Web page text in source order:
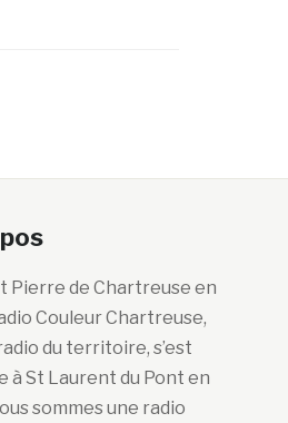
Pierre de Chartreuse en
Couleur Chartreuse,
du territoire, s’est
à St Laurent du Pont en
sommes une radio